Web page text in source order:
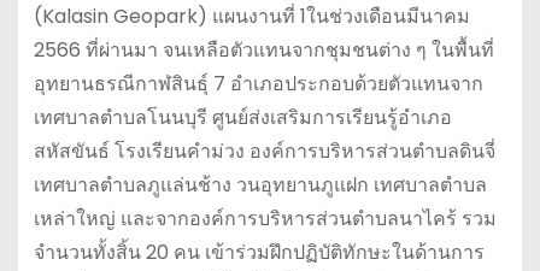
(Kalasin Geopark) แผนงานที่ 1ในช่วงเดือนมีนาคม
2566 ที่ผ่านมา จนเหลือตัวแทนจากชุมชนต่าง ๆ ในพื้นที่
อุทยานธรณีกาฬสินธุ์ 7 อำเภอประกอบด้วยตัวแทนจาก
เทศบาลตำบลโนนบุรี ศูนย์ส่งเสริมการเรียนรู้อำเภอ
สหัสขันธ์ โรงเรียนคำม่วง องค์การบริหารส่วนตำบลดินจี่
เทศบาลตำบลภูแล่นช้าง วนอุทยานภูแฝก เทศบาลตำบล
เหล่าใหญ่ และจากองค์การบริหารส่วนตำบลนาไคร้ รวม
จำนวนทั้งสิ้น 20 คน เข้าร่วมฝึกปฏิบัติทักษะในด้านการ